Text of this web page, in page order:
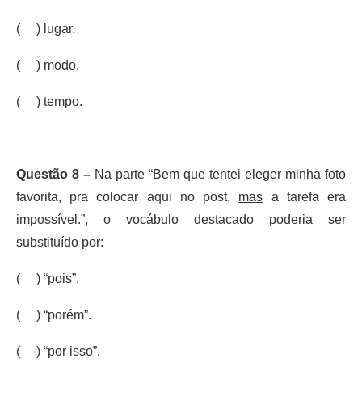
( ) lugar.
( ) modo.
( ) tempo.
Questão 8 – Na parte “Bem que tentei eleger minha foto
favorita, pra colocar aqui no post, mas a tarefa era
impossível.”, o vocábulo destacado poderia ser
substituído por:
( ) “pois”.
( ) “porém”.
( ) “por isso”.